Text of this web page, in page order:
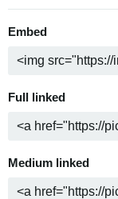
Embed
Full linked
Medium linked